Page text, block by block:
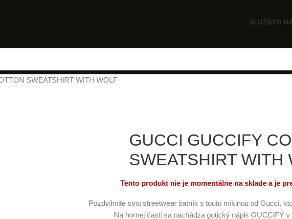
SLUŽBYO
SWEATSHIRT WITH WOLF
GUCCI GUCCIFY
SWEATSHIRT WITH
Tento produkt nie je momentálne na sklade a je
Pozdvihnite svoj streetwear šatník s touto mikinou od Gucci,
Na hornej časti sa nachádza gotický nápis GUCCIFY v